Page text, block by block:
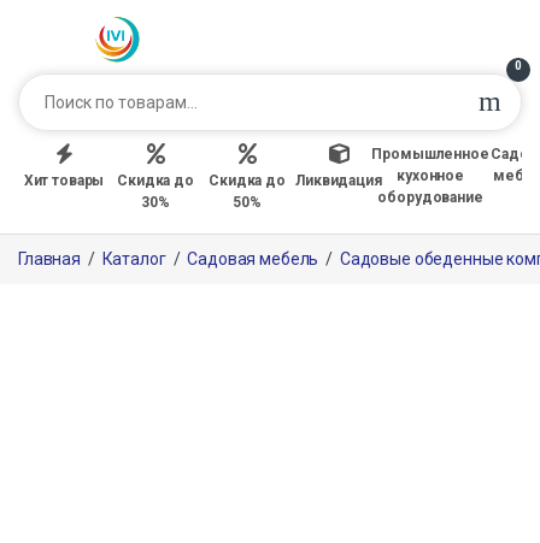
0
Хит товары
Скидка до
30%
Скидка до
50%
Ликвидация
Промышленное
кухонное
оборудование
Главная / Каталог / Садовая мебель / Садовые обеденные